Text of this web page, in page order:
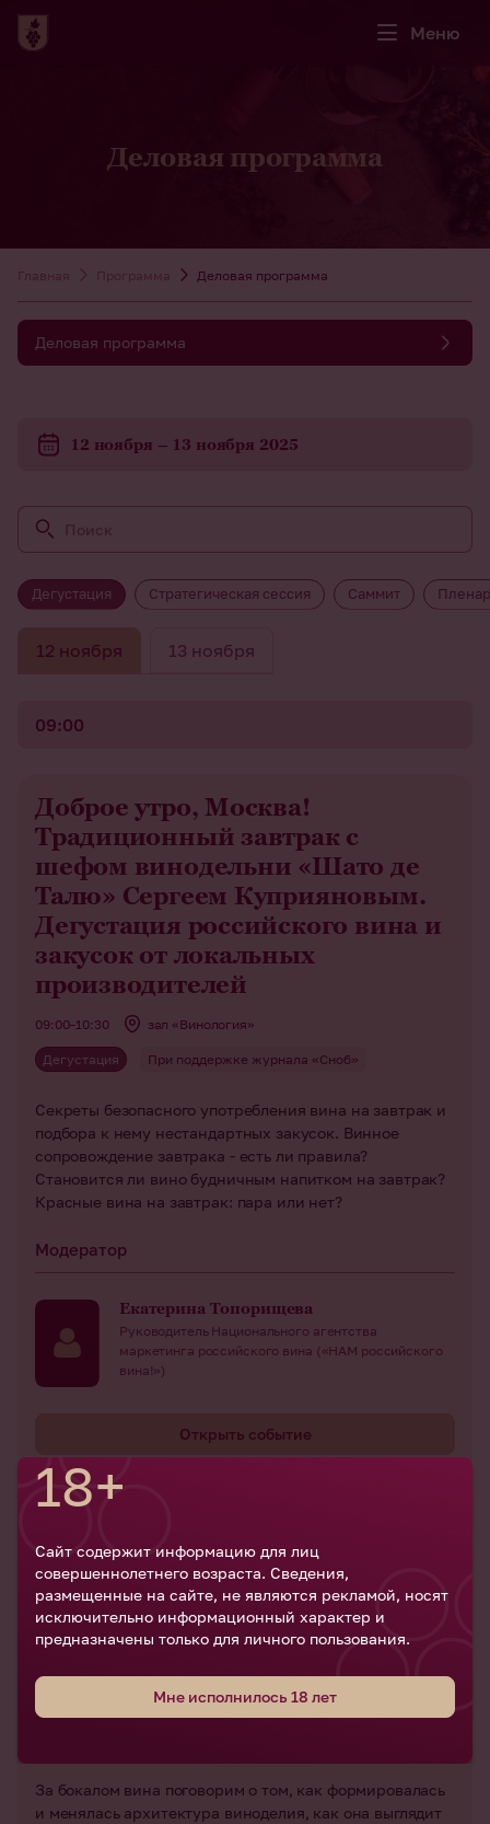
Меню
Деловая программа
Главная Программа Деловая программа
Деловая программа
12 ноября – 13 ноября 2025
Дегустация Стратегическая сессия Саммит
12 ноября 13 ноября
09:00
Доброе утро, Москва!
Традиционный завтрак с
шефом винодельни «Шато де
Талю» Сергеем Куприяновым.
Дегустация российского вина и
закусок от локальных
производителей
09:00–10:30 зал «Винология»
Дегустация При поддержке журнала «Сноб»
Секреты безопасного употребления вина на завтрак и
подбора к нему нестандартных закусок. Винное
сопровождение завтрака - есть ли правила?
Становится ли вино будничным напитком на завтрак?
Красные вина на завтрак: пара или нет?
Модератор
Екатерина Топорищева
Руководитель Национального агентства
маркетинга российского вина («НАМ российского
вина!»)
Открыть событие
Формирование нового
архитектурного языка
Винология. Винная гостиная
За бокалом вина поговорим о том, как формировалась
и менялась архитектура виноделия, как она выглядит
18+
Сайт содержит информацию для лиц
совершеннолетнего возраста. Сведения,
размещенные на сайте, не являются рекламой, носят
исключительно информационный характер и
предназначены только для личного пользования.
Мне исполнилось 18 лет